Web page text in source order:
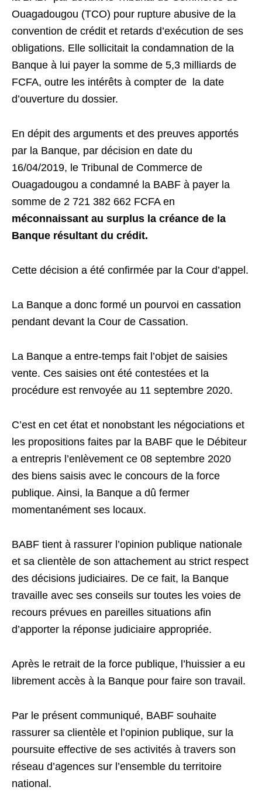
Ouagadougou (TCO) pour rupture abusive de la
convention de crédit et retards d’exécution de ses
obligations. Elle sollicitait la condamnation de la
Banque à lui payer la somme de 5,3 milliards de
FCFA, outre les intérêts à compter de la date
d’ouverture du dossier.
En dépit des arguments et des preuves apportés
par la Banque, par décision en date du
16/04/2019, le Tribunal de Commerce de
Ouagadougou a condamné la BABF à payer la
somme de 2 721 382 662 FCFA en
méconnaissant au surplus la créance de la
Banque résultant du crédit.
Cette décision a été confirmée par la Cour d’appel.
La Banque a donc formé un pourvoi en cassation
pendant devant la Cour de Cassation.
La Banque a entre-temps fait l’objet de saisies
vente. Ces saisies ont été contestées et la
procédure est renvoyée au 11 septembre 2020.
C’est en cet état et nonobstant les négociations et
les propositions faites par la BABF que le Débiteur
a entrepris l’enlèvement ce 08 septembre 2020
des biens saisis avec le concours de la force
publique. Ainsi, la Banque a dû fermer
momentanément ses locaux.
BABF tient à rassurer l’opinion publique nationale
et sa clientèle de son attachement au strict respect
des décisions judiciaires. De ce fait, la Banque
travaille avec ses conseils sur toutes les voies de
recours prévues en pareilles situations afin
d’apporter la réponse judiciaire appropriée.
Après le retrait de la force publique, l’huissier a eu
librement accès à la Banque pour faire son travail.
Par le présent communiqué, BABF souhaite
rassurer sa clientèle et l’opinion publique, sur la
poursuite effective de ses activités à travers son
réseau d’agences sur l’ensemble du territoire
national.